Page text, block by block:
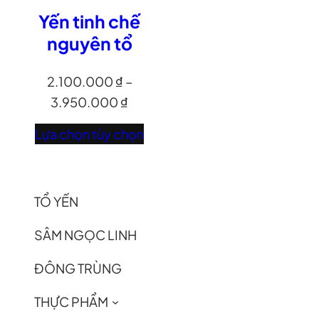
Yến tinh chế
nguyên tổ
2.100.000 ₫ –
3.950.000 ₫
Lựa chọn tùy chọn
TỔ YẾN
SÂM NGỌC LINH
ĐÔNG TRÙNG
THỰC PHẨM